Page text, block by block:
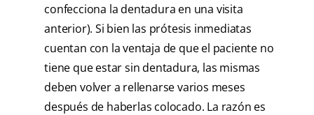
confecciona la dentadura en una visita
anterior). Si bien las prótesis inmediatas
cuentan con la ventaja de que el paciente no
tiene que estar sin dentadura, las mismas
deben volver a rellenarse varios meses
después de haberlas colocado. La razón es